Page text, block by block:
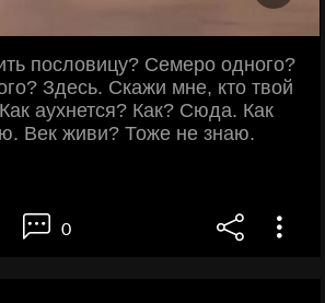
пословицу? Семеро одного?
Здесь. Скажи мне, кто твой
аухнется? Как? Сюда. Как
Век живи? Тоже не знаю.
0